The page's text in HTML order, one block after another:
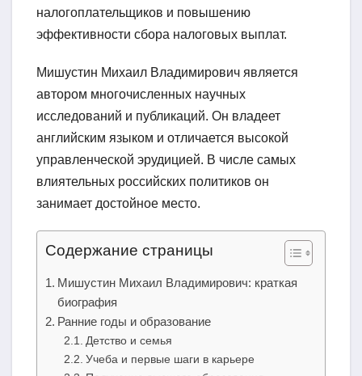
налогоплательщиков и повышению
эффективности сбора налоговых выплат.
Мишустин Михаил Владимирович является
автором многочисленных научных
исследований и публикаций. Он владеет
английским языком и отличается высокой
управленческой эрудицией. В числе самых
влиятельных российских политиков он
занимает достойное место.
Содержание страницы
Мишустин Михаил Владимирович: краткая
биография
Ранние годы и образование
Детство и семья
Учеба и первые шаги в карьере